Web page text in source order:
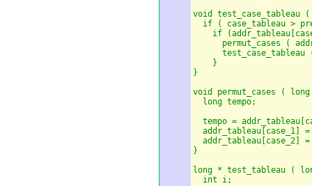
void test_case_tableau
if ( case_tableau >
if
permut_cases (
test_case_tableau
    }
}
void permut_cases (
  long tempo;
tempo =
addr_tableau[case_1]
addr_tableau[case_2]
}
long * test_tableau (
  int i;